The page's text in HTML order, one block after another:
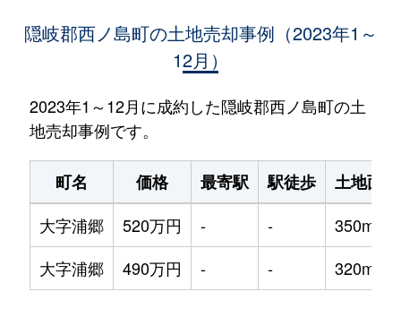
隠岐郡西ノ島町の土地売却事例（2023年1～
12月）
2023年1～12月に成約した隠岐郡西ノ島町の土
地売却事例です。
町名 価格 最寄駅 駅徒歩
土地面積
大字浦郷
520万円 - -
350m²
大字浦郷
490万円 - - 320m²